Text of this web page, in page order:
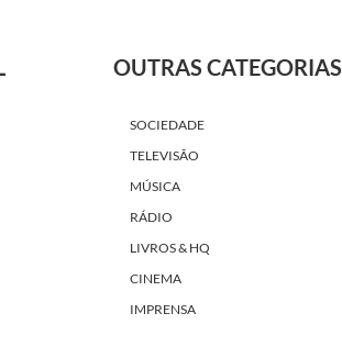
OUTRAS CATEGORIAS
SOCIEDADE
TELEVISÃO
MÚSICA
RÁDIO
LIVROS & HQ
CINEMA
IMPRENSA